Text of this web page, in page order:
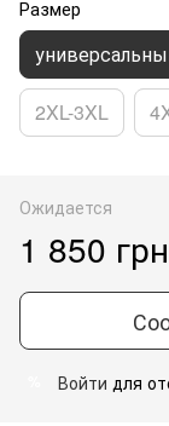
Размер
2XL-3XL
Ожидается
1 850 грн
Войти для